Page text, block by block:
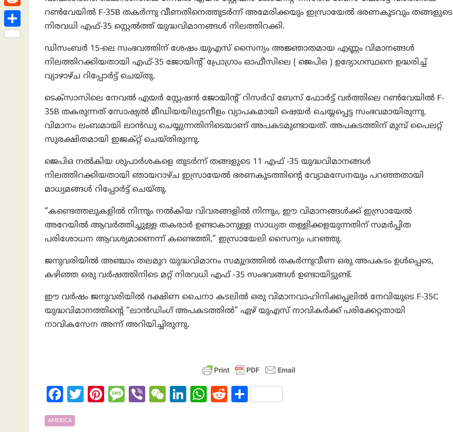
റൺവേയിൽ F-35B തകര്‍ന്നു വീണതിനെത്തുടര്‍ന്ന് അമേരിക്കയും ഇസ്രായേൽ ഭരണകൂടവും തങ്ങളുടെ
നിരവധി എഫ്-35 സ്റ്റെൽത്ത് യുദ്ധവിമാനങ്ങൾ നിലത്തിറക്കി.
ഡിസംബർ 15-ലെ സംഭവത്തിന് ശേഷം യുഎസ് സൈന്യം അജ്ഞാതമായ എണ്ണം വിമാനങ്ങൾ
നിലത്തിറക്കിയതായി എഫ്-35 ജോയിന്റ് പ്രോഗ്രാം ഓഫീസിലെ ( ജെപിഒ ) ഉദ്യോഗസ്ഥനെ ഉദ്ധരിച്ച്
വ്യാഴാഴ്ച റിപ്പോർട്ട് ചെയ്തു.
ടെക്സാസിലെ നേവൽ എയർ സ്റ്റേഷൻ ജോയിന്റ് റിസർവ് ബേസ് ഫോർട്ട് വർത്തിലെ റൺവേയിൽ F-
35B തകരുന്നത് സോഷ്യൽ മീഡിയയിലുടനീളം വ്യാപകമായി ഷെയർ ചെയ്യപ്പെട്ട സംഭവമായിരുന്നു.
വിമാനം ലംബമായി ലാൻഡു ചെയ്യുന്നതിനിടെയാണ് അപകടമുണ്ടായത്. അപകടത്തിന് മുമ്പ് പൈലറ്റ്
സുരക്ഷിതമായി ഇജക്റ്റ് ചെയ്തിരുന്നു.
ജെ‌പി‌ഒ നൽകിയ ശുപാർശകളെ തുടർന്ന് തങ്ങളുടെ 11 എഫ് -35 യുദ്ധവിമാനങ്ങൾ
നിലത്തിറക്കിയതായി ഞായറാഴ്ച ഇസ്രായേൽ ഭരണകൂടത്തിന്റെ വ്യോമസേനയും പറഞ്ഞതായി
മാധ്യമങ്ങള്‍ റിപ്പോർട്ട് ചെയ്തു.
“കണ്ടെത്തലുകളിൽ നിന്നും നൽകിയ വിവരങ്ങളിൽ നിന്നും, ഈ വിമാനങ്ങൾക്ക് ഇസ്രായേൽ
അറേയിൽ ആവർത്തിച്ചുള്ള തകരാർ ഉണ്ടാകാനുള്ള സാധ്യത തള്ളിക്കളയുന്നതിന് സമർപ്പിത
പരിശോധന ആവശ്യമാണെന്ന് കണ്ടെത്തി,” ഇസ്രായേലി സൈന്യം പറഞ്ഞു.
ജനുവരിയിൽ അഞ്ചാം തലമുറ യുദ്ധവിമാനം സമുദ്രത്തിൽ തകർന്നുവീണ ഒരു അപകടം ഉൾപ്പെടെ,
കഴിഞ്ഞ ഒരു വർഷത്തിനിടെ മറ്റ് നിരവധി എഫ് -35 സംഭവങ്ങൾ ഉണ്ടായിട്ടുണ്ട്.
ഈ വര്‍ഷം ജനുവരിയില്‍ ദക്ഷിണ ചൈനാ കടലിൽ ഒരു വിമാനവാഹിനിക്കപ്പലിൽ നേവിയുടെ F-35C
യുദ്ധവിമാനത്തിന്റെ “ലാൻഡിംഗ് അപകടത്തിൽ” ഏഴ് യുഎസ് നാവികർക്ക് പരിക്കേറ്റതായി
നാവികസേന അന്ന് അറിയിച്ചിരുന്നു.
Fa
ce
b
T
itt
Pi
er
M
sa
Vi
er
W
C
Li
ke
W
at
R
d
S
ar
AMERICA
s
e
t
n
k
e
h
a
R
e
S